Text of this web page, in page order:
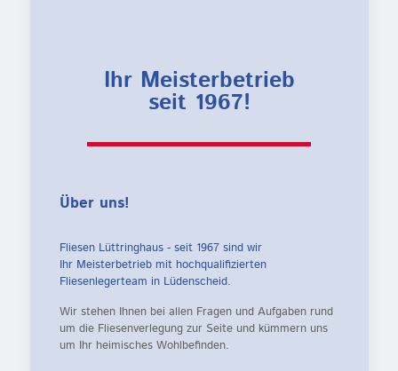
Ihr Meisterbetrieb
seit 1967!
Über uns!
Fliesen Lüttringhaus - seit 1967 sind wir
Ihr Meisterbetrieb mit hochqualifizierten
Fliesenlegerteam in Lüdenscheid.
Wir stehen Ihnen bei allen Fragen und Aufgaben rund
um die Fliesenverlegung zur Seite und kümmern uns
um Ihr heimisches Wohlbefinden.